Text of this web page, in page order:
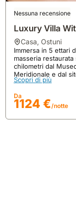
9.8 26 recensioni
In Centro Da
Situata a Ostuni,
Merlata e a 35 km
Nessuna recensione
Luxury Villa
casa, Ostuni
Immersa in 5 ettari
masseria
chilometri dal
Meridionale e dal
La villa offre
jacuzzi, aria
6 persone, ideale
Scopri di più
Da
1124 €/notte